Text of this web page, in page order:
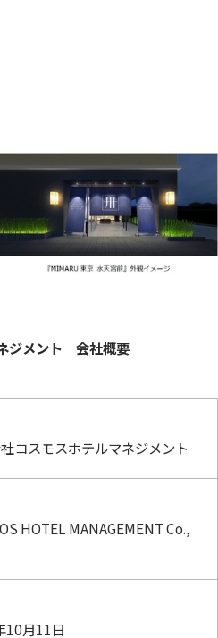
ジメント 会社概要
コスモスホテルマネジメント
HOTEL MANAGEMENT Co.,
10月11日